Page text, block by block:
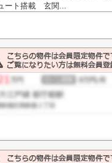
ート搭載 玄関...